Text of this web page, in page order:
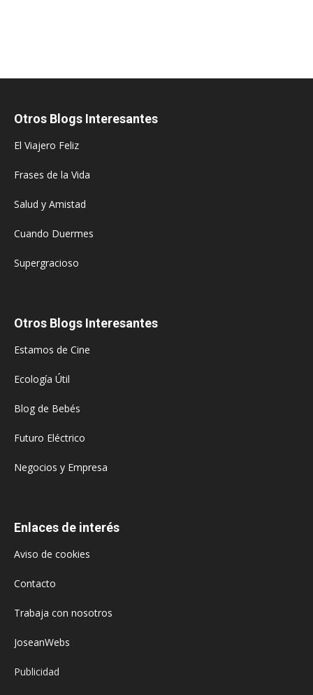
Otros Blogs Interesantes
El Viajero Feliz
Frases de la Vida
Salud y Amistad
Cuando Duermes
Supergracioso
Otros Blogs Interesantes
Estamos de Cine
Ecología Útil
Blog de Bebés
Futuro Eléctrico
Negocios y Empresa
Enlaces de interés
Aviso de cookies
Contacto
Trabaja con nosotros
JoseanWebs
Publicidad